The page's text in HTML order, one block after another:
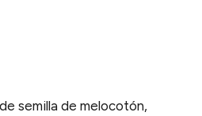
semilla de melocotón,